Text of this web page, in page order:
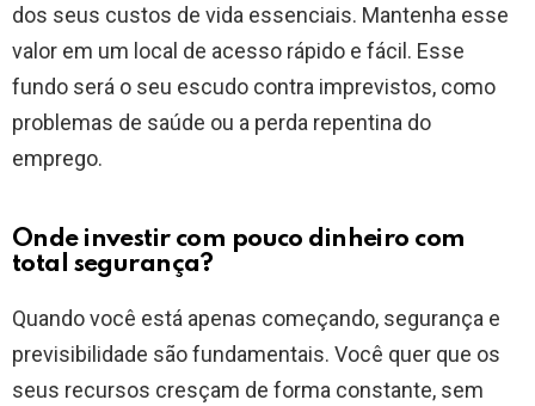
dos seus custos de vida essenciais. Mantenha esse
valor em um local de acesso rápido e fácil. Esse
fundo será o seu escudo contra imprevistos, como
problemas de saúde ou a perda repentina do
emprego.
Onde investir com pouco dinheiro com
total segurança?
Quando você está apenas começando, segurança e
previsibilidade são fundamentais. Você quer que os
seus recursos cresçam de forma constante, sem